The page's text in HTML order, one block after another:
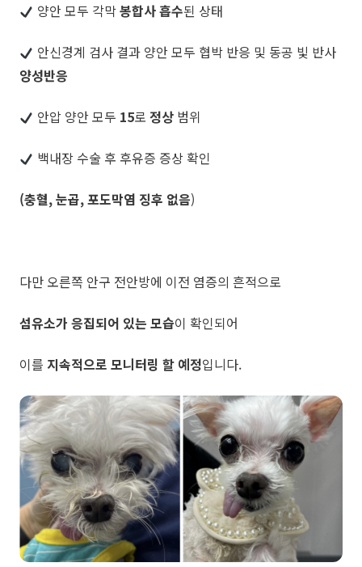
양안 모두 각막봉합사 흡수된 상태
안신경계 검사 결과 양안 모두 협박 반응 및 동공 빛 반사
양성반응
안압 양안 모두 15로 정상 범위
백내장 수술 후 후유증 증상 확인
(충혈, 눈곱, 포도막염 징후 없음)
다만 오른쪽 안구 전안방에 이전 염증의 흔적으로
섬유소가 응집되어 있는 모습이 확인되어
이를 지속적으로 모니터링 할 예정입니다.